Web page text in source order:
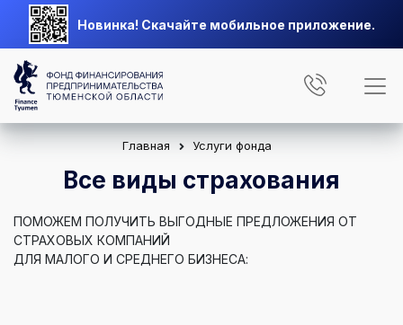
Новинка! Скачайте мобильное приложение.
Главная Услуги фонда
Все виды страхования
ПОМОЖЕМ ПОЛУЧИТЬ ВЫГОДНЫЕ ПРЕДЛОЖЕНИЯ ОТ
СТРАХОВЫХ КОМПАНИЙ
ДЛЯ МАЛОГО И СРЕДНЕГО БИЗНЕСА: